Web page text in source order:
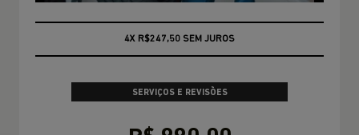
CONSULTE CONDIÇÕES
SERVIÇOS E REVISÕES